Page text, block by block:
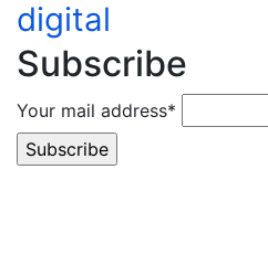
digital
Subscribe
Your mail address*